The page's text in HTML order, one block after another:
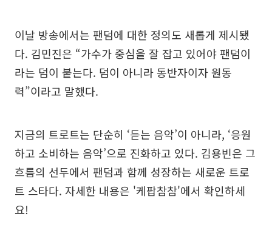
이날 방송에서는 팬덤에 대한 정의도 새롭게 제시됐
다. 김민진은 “가수가 중심을 잘 잡고 있어야 팬덤이
라는 덤이 붙는다. 덤이 아니라 동반자이자 원동
력”이라고 말했다.
지금의 트로트는 단순히 ‘듣는 음악’이 아니라, ‘응원
하고 소비하는 음악’으로 진화하고 있다. 김용빈은 그
흐름의 선두에서 팬덤과 함께 성장하는 새로운 트로
트 스타다. 자세한 내용은 '케팝참참'에서 확인하세
요!